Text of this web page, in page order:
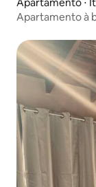
Apartamento ⋅
Apartamento à